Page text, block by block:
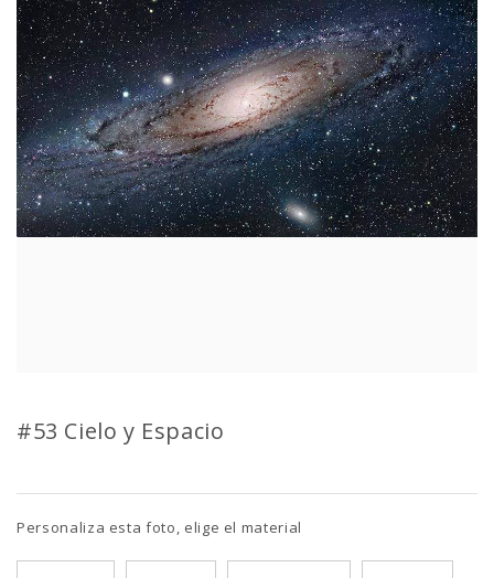
#53 Cielo y Espacio
Personaliza esta foto, elige el material